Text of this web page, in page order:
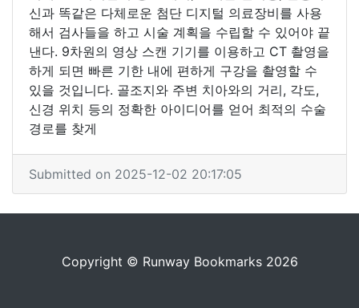
신과 똑같은 다체로운 첨단 디지털 의료장비를 사용
해서 검사들을 하고 시술 계획을 수립할 수 있어야 끝
낸다. 9차원의 영상 스캔 기기를 이용하고 CT 촬영을
하게 되면 빠른 기한 내에 편하게 구강을 촬영할 수
있을 것입니다. 골조지와 주변 치아와의 거리, 각도,
신경 위치 등의 정확한 아이디어를 얻어 최적의 수술
경로를 찾게
Submitted on 2025-12-02 20:17:05
Copyright © Runway Bookmarks 2026